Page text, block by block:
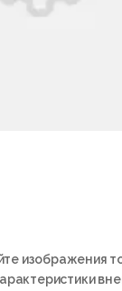
изображения